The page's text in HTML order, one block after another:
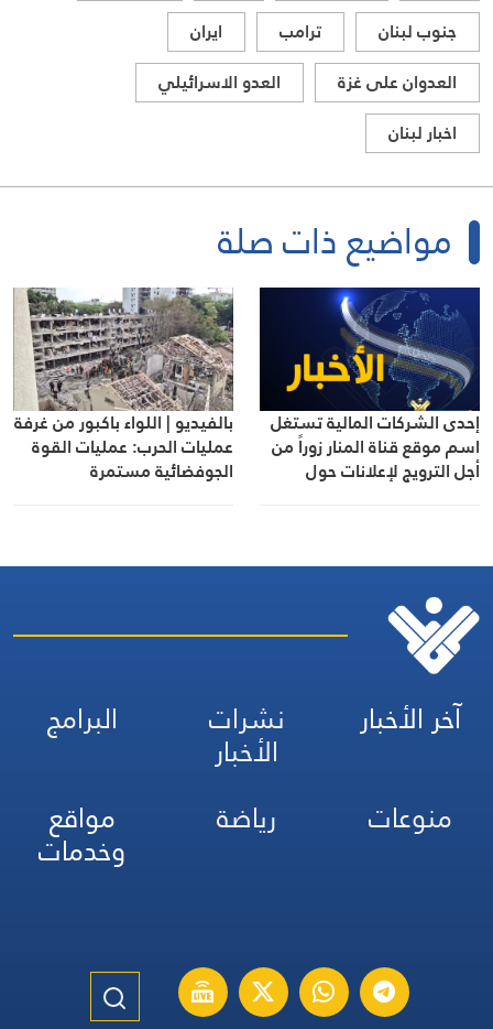
جنوب لبنان
ترامب
ايران
العدوان على غزة
العدو الاسرائيلي
اخبار لبنان
مواضيع ذات صلة
إحدى الشركات المالية تستغل
اسم موقع قناة المنار زوراً من
أجل الترويج لإعلانات حول
بالفيديو | اللواء باكبور من غرفة
عمليات الحرب: عمليات القوة
الجوفضائية مستمرة
آخر الأخبار نشرات
الأخبار
البرامج
منوعات
رياضة مواقع
وخدمات